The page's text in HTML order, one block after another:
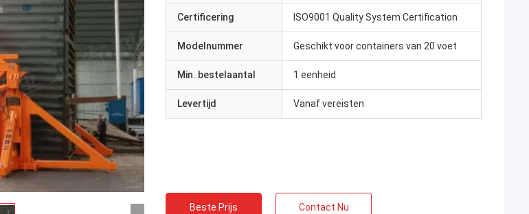
Certificering ISO9001 Quality System Certification
Modelnummer Geschikt voor containers van 20 voet
Min. bestelaantal 1 eenheid
Levertijd Vanaf vereisten
Beste Prijs Contact Nu